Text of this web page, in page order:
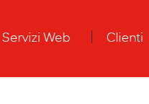
Servizi Web Clienti